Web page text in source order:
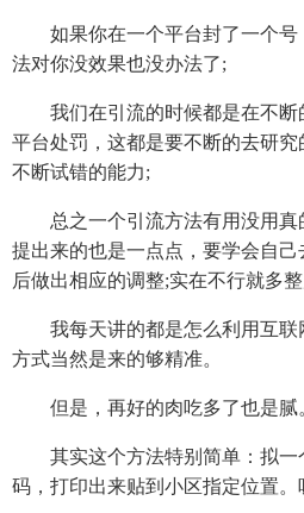
如果你在一个平台封了一个号
法对你没效果也没办法了;
我们在引流的时候都是在不断
平台处罚，这都是要不断的去研
不断试错的能力;
总之一个引流方法有用没用真
提出来的也是一点点，要学会自
后做出相应的调整;实在不行就多
我每天讲的都是怎么利用互联
方式当然是来的够精准。
但是，再好的肉吃多了也是腻
其实这个方法特别简单：拟一
码，打印出来贴到小区指定位置。